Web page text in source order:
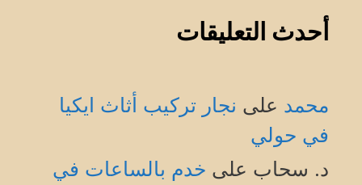
أحدث التعليقات
محمد على نجار تركيب أثاث ايكيا
في حولي
د. سحاب على خدم بالساعات في